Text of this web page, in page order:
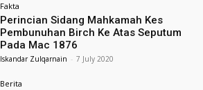
Fakta
Perincian Sidang Mahkamah Kes
Pembunuhan Birch Ke Atas Seputum
Pada Mac 1876
Iskandar Zulqarnain - 7 July 2020
Berita